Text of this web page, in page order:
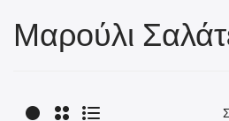
Μαρούλι